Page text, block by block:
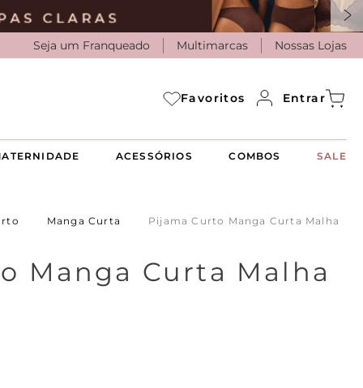
Seja um Franqueado Multimarcas Nossas Lojas
Favoritos Entrar
ACESSÓRIOS COMBOS SALE
Manga Curta Pijama Curto Manga Curta Malha
Manga Curta Malha